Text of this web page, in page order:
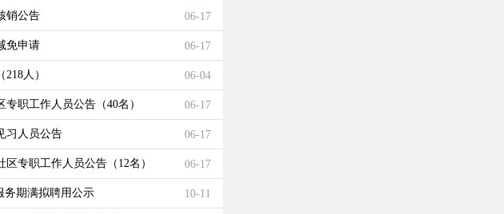
销公告 06-17
免申请 06-17
人） 06-04
职工作人员公告（40名） 06-17
习人员公告 06-17
专职工作人员公告（12名） 06-17
务期满拟聘用公示 10-11